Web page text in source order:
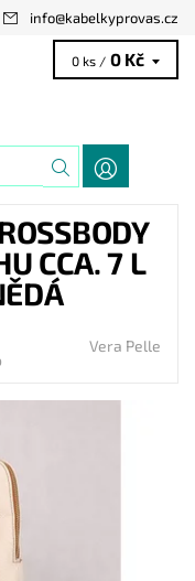
info@kabelkyprovas.cz
0 ks / 0 Kč
CCA. 7 L
Vera Pelle